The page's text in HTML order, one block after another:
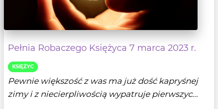
Pełnia Robaczego Księżyca 7 marca 2023 r.
KSIĘŻYC
Pewnie większość z was ma już dość kapryśnej
zimy i z niecierpliwością wypatruje pierwszyc...